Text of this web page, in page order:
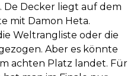
De Decker liegt auf dem
mit Damon Heta.
Weltrangliste oder die
Aber es könnte
achten Platz landet. Für